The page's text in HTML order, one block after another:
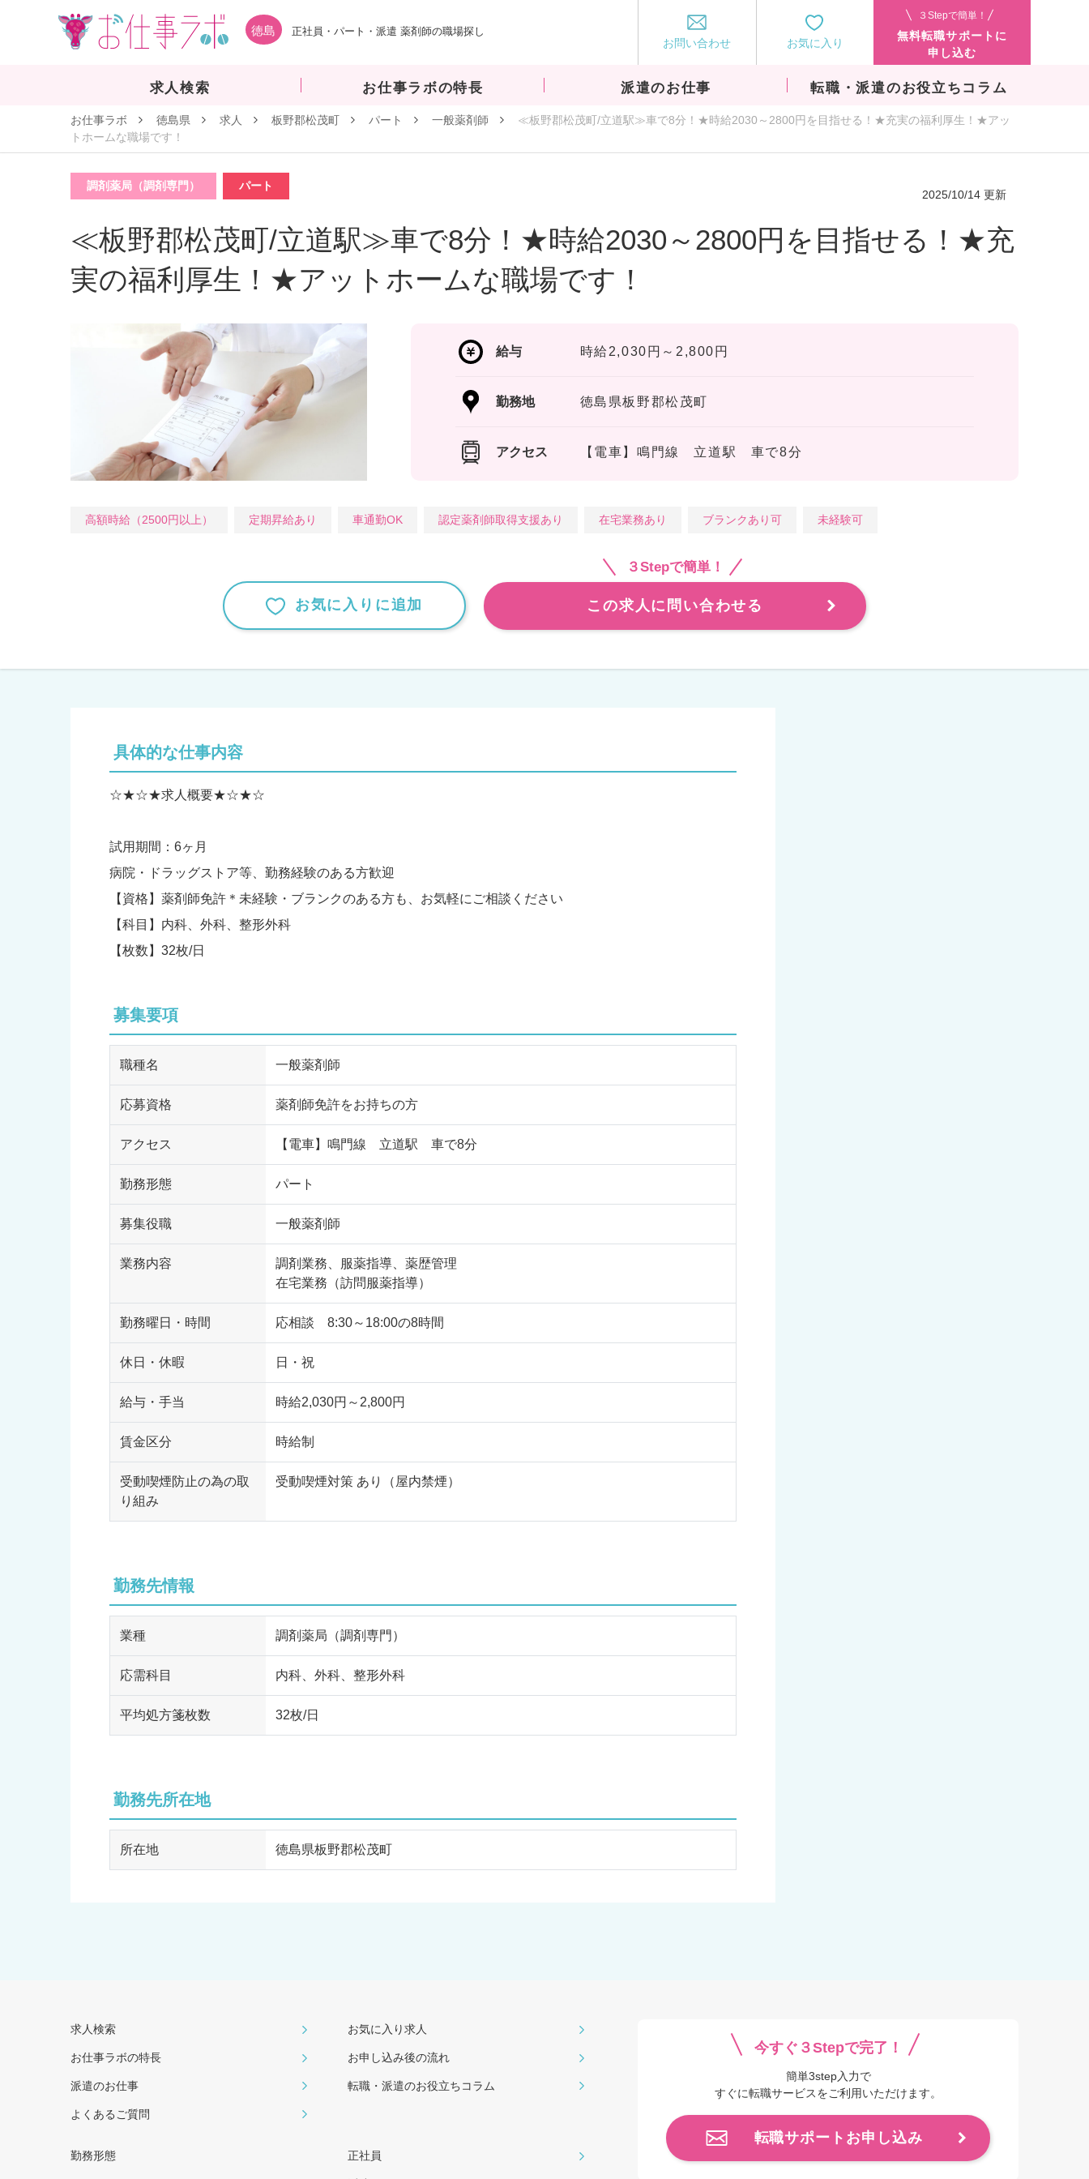
徳島 正社員・パート・派遣 薬剤師の職場探し
お問い合わせ お気に入り
３Stepで簡単！
無料転職サポートに
申し込む
求人検索 お仕事ラボの特長 派遣のお仕事 転職・派遣のお役立ちコラム
お仕事ラボ 徳島県 求人 板野郡松茂町 パート 一般薬剤師
≪板野郡松茂町/立道駅≫車で8分！★時給2030～2800円を目指せる！★充実の福利厚生！★アッ
トホームな職場です！
調剤薬局（調剤専門） パート
2025/10/14 更新
≪板野郡松茂町/立道駅≫車で8分！★時給2030～2800円を目指せる！★充
実の福利厚生！★アットホームな職場です！
給与 時給2,030円～2,800円
勤務地 徳島県板野郡松茂町
アクセス 【電車】鳴門線 立道駅 車で8分
高額時給（2500円以上） 定期昇給あり 車通勤OK 認定薬剤師取得支援あり 在宅業務あり ブランクあり可 未経験可
お気に入りに追加
３Stepで簡単！
この求人に問い合わせる
具体的な仕事内容
☆★☆★求人概要★☆★☆
試用期間：6ヶ月
病院・ドラッグストア等、勤務経験のある方歓迎
【資格】薬剤師免許＊未経験・ブランクのある方も、お気軽にご相談ください
【科目】内科、外科、整形外科
【枚数】32枚/日
募集要項
職種名 一般薬剤師
応募資格 薬剤師免許をお持ちの方
アクセス 【電車】鳴門線 立道駅 車で8分
勤務形態 パート
募集役職 一般薬剤師
業務内容
調剤業務、服薬指導、薬歴管理
在宅業務（訪問服薬指導）
勤務曜日・時間 応相談 8:30～18:00の8時間
休日・休暇 日・祝
給与・手当 時給2,030円～2,800円
賃金区分 時給制
受動喫煙防止の為の取
り組み
受動喫煙対策 あり（屋内禁煙）
勤務先情報
業種 調剤薬局（調剤専門）
応需科目 内科、外科、整形外科
平均処方箋枚数 32枚/日
勤務先所在地
所在地 徳島県板野郡松茂町
求人検索 お気に入り求人
お仕事ラボの特長 お申し込み後の流れ
派遣のお仕事 転職・派遣のお役⽴ちコラム
よくあるご質問
勤務形態 正社員
今すぐ３Stepで完了！
簡単3step入力で
すぐに転職サービスをご利用いただけます。
転職サポートお申し込み